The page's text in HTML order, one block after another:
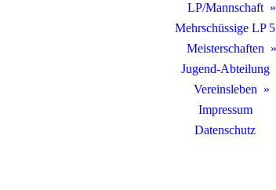
LP/Mannschaft
Mehrschüssige LP 5
Meisterschaften
Jugend-Abteilung
Vereinsleben
Impressum
Datenschutz